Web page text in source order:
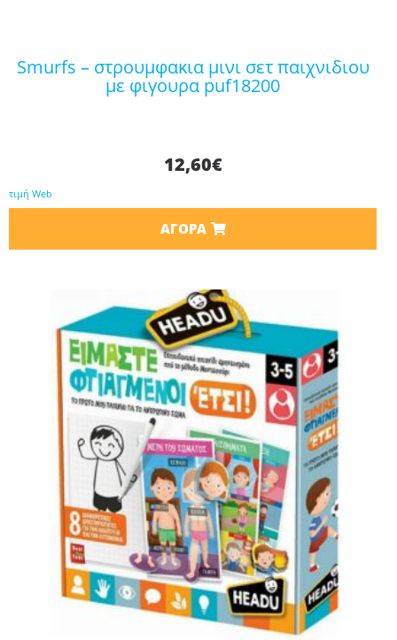
smurfs – στρουμφακια μινι σετ παιχνιδιου
με φιγουρα puf18200
12,60€
τιμή Web
ΑΓΟΡΆ